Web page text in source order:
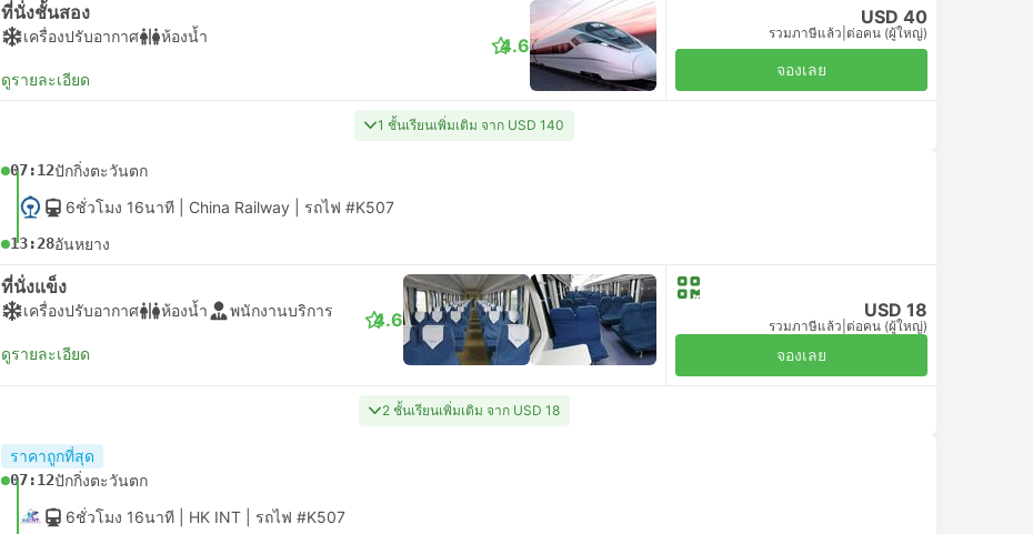
ที่นั่งชั้นสอง
เครื่องปรับอากาศ ห้องน้ำ
ดูรายละเอียด
4.6
USD 40
รวมภาษีแล้ว ต่อคน (ผู้ใหญ่)
จองเลย
1 ชั้นเรียนเพิ่มเติม จาก USD 140
07:12ปักกิ่งตะวันตก
6ชั่วโมง 16นาที | China Railway รถไฟ #K507
13:28อันหยาง
ที่นั่งแข็ง
เครื่องปรับอากาศ ห้องน้ำ พนักงานบริการ
ดูรายละเอียด
4.6 USD 18
รวมภาษีแล้ว ต่อคน (ผู้ใหญ่)
จองเลย
2 ชั้นเรียนเพิ่มเติม จาก USD 18
ราคาถูกที่สุด
07:12ปักกิ่งตะวันตก
6ชั่วโมง 16นาที | HK INT รถไฟ #K507